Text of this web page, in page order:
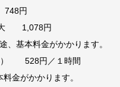
円
大 1,078円
本料金がかかります。
） 528円／１時間
がかかります。